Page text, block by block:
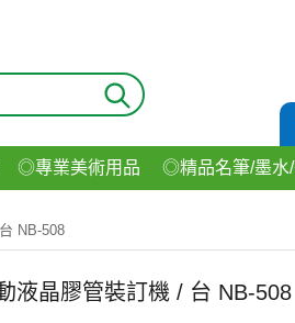
◎專業美術用品 ◎精品名筆/墨水
NB-508
液晶膠管裝訂機 / 台 NB-508